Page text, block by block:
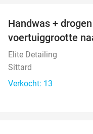
Handwas +
voertuiggrootte
Elite Detailing
Sittard
Verkocht: 13